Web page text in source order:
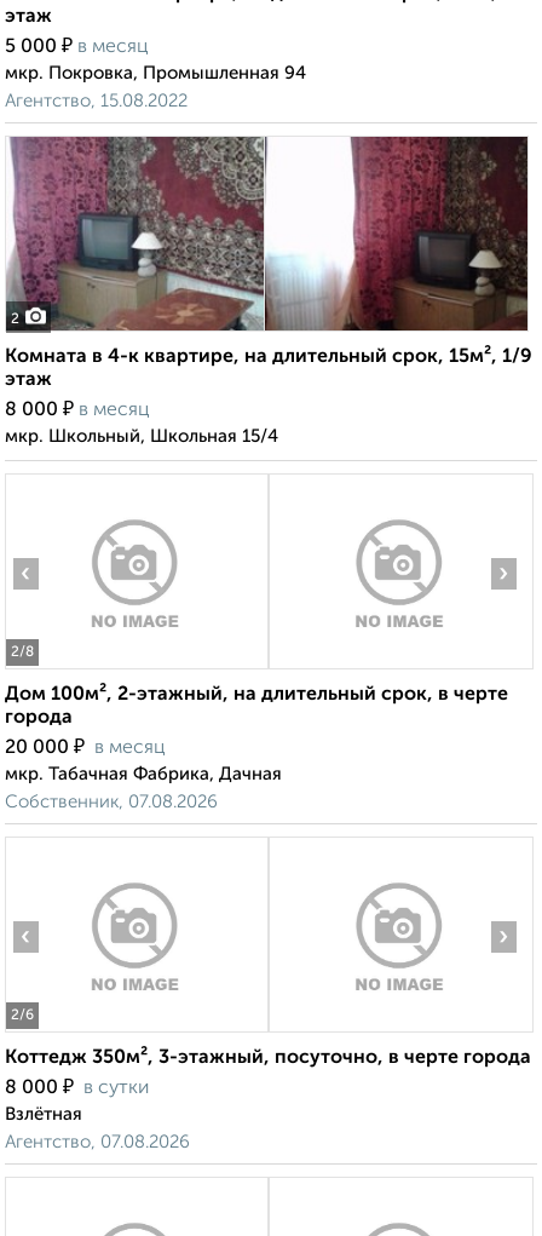
этаж
5 000 ₽ в месяц
мкр. Покровка, Промышленная 94
Агентство, 15.08.2022
2
Комната в 4-к квартире, на длительный срок, 15м², 1/9
этаж
8 000 ₽ в месяц
мкр. Школьный, Школьная 15/4
2/8
‹ ›
Дом 100м², 2-этажный, на длительный срок, в черте
города
20 000 ₽ в месяц
мкр. Табачная Фабрика, Дачная
Собственник, 07.08.2026
2/6
‹ ›
Коттедж 350м², 3-этажный, посуточно, в черте города
8 000 ₽ в сутки
Взлётная
Агентство, 07.08.2026